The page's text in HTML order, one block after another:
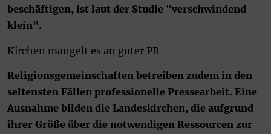
beschäftigen, ist laut der Studie "verschwindend
klein".
Kirchen mangelt es an guter PR
Religionsgemeinschaften betreiben zudem in den
seltensten Fällen professionelle Pressearbeit. Eine
Ausnahme bilden die Landeskirchen, die aufgrund
ihrer Größe über die notwendigen Ressourcen zur